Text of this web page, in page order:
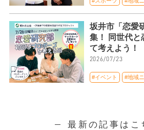
坂井市「恋愛
集！ 同世代と
て考えよう！
2026/07/23
#イベント #地域
最新の記事はこ